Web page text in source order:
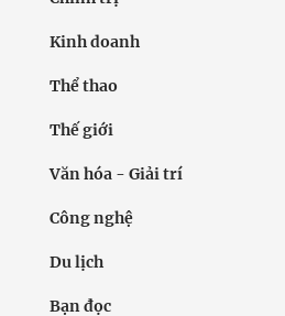
Kinh doanh
Thể thao
Thế giới
Văn hóa - Giải trí
Công nghệ
Du lịch
Bạn đọc